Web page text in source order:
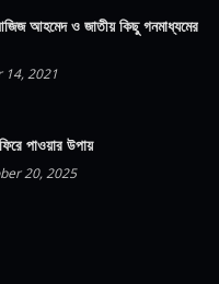
আহমেদ ও জাতীয় কিছু গনমাধ্যমের
14, 2021
পাওয়ার উপায়
20, 2025